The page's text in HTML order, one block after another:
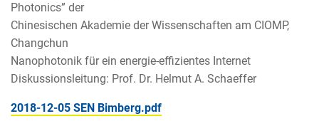
Photonics” der
Chinesischen Akademie der Wissenschaften am CIOMP,
Changchun
Nanophotonik für ein energie-effizientes Internet
Diskussionsleitung: Prof. Dr. Helmut A. Schaeffer
2018-12-05 SEN Bimberg.pdf